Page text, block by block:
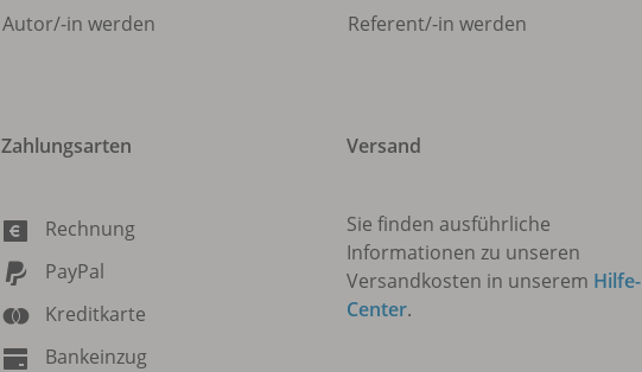
Autor/-in werden
Referent/-in werden
Zahlungsarten
Rechnung
PayPal
Kreditkarte
Bankeinzug
Versand
Sie finden ausführliche
Informationen zu unseren
Versandkosten in unserem Hilfe-
Center.